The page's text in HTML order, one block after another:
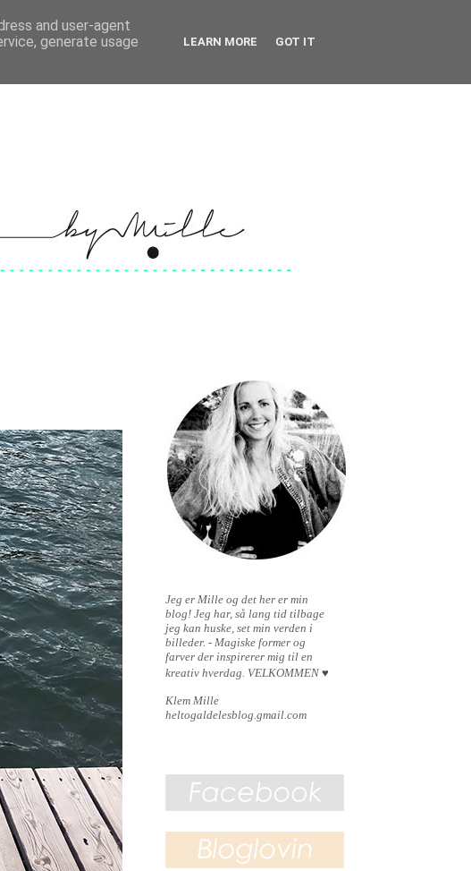
Jeg er Mille og det her er min
blog! Jeg har, så lang tid tilbage
jeg kan huske, set min verden i
billeder. - Magiske former og
farver der inspirerer mig til en
kreativ hverdag. VELKOMMEN ♥
Klem Mille
heltogaldelesblog.gmail.com
and user-agent
generate usage
LEARN MORE GOT IT